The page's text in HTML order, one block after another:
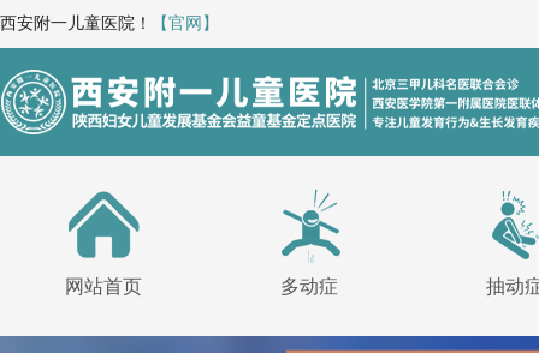
西安附一儿童医院！ 【官网】
网站首页 多动症 抽动